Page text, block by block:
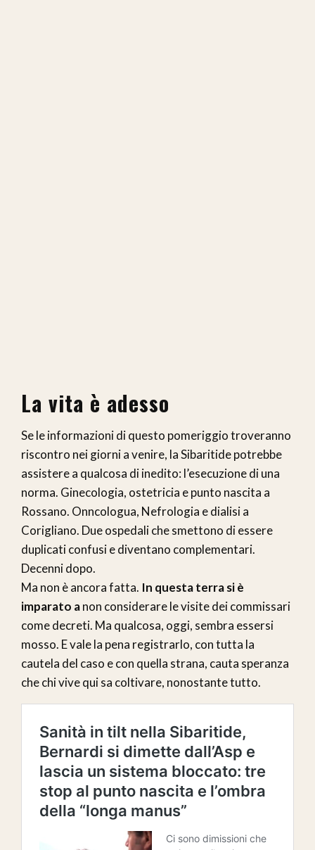
La vita è adesso
Se le informazioni di questo pomeriggio troveranno
riscontro nei giorni a venire, la Sibaritide potrebbe
assistere a qualcosa di inedito: l’esecuzione di una
norma. Ginecologia, ostetricia e punto nascita a
Rossano. Onncologua, Nefrologia e dialisi a
Corigliano. Due ospedali che smettono di essere
duplicati confusi e diventano complementari.
Decenni dopo.
Ma non è ancora fatta. In questa terra si è
imparato anon considerare le visite dei commissari
come decreti. Ma qualcosa, oggi, sembra essersi
mosso. E vale la pena registrarlo, con tutta la
cautela del caso e con quella strana, cauta speranza
che chi vive qui sa coltivare, nonostante tutto.